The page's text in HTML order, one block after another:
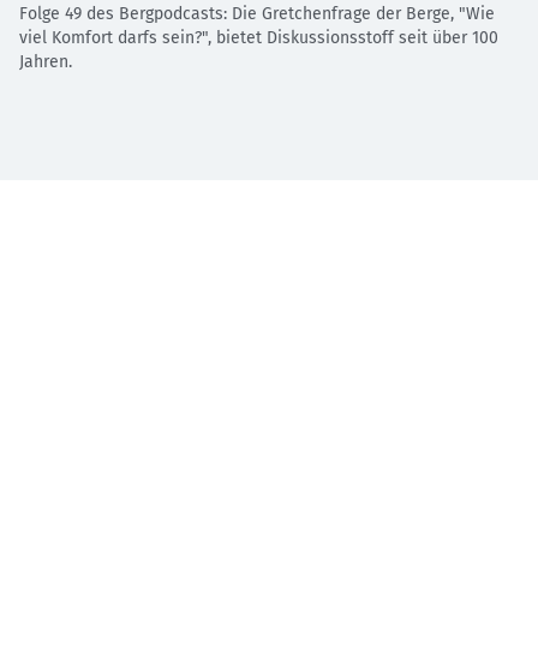
Folge 49 des Bergpodcasts: Die Gretchenfrage der Berge, "Wie
viel Komfort darfs sein?", bietet Diskussionsstoff seit über 100
Jahren.